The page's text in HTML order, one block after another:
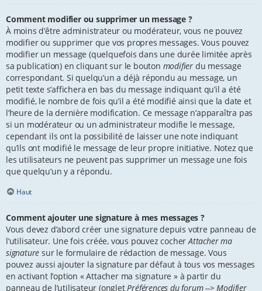
Comment modifier ou supprimer un message ?
À moins d’être administrateur ou modérateur, vous ne pouvez
modifier ou supprimer que vos propres messages. Vous pouvez
modifier un message (quelquefois dans une durée limitée après
sa publication) en cliquant sur le bouton modifier du message
correspondant. Si quelqu’un a déjà répondu au message, un
petit texte s’affichera en bas du message indiquant qu’il a été
modifié, le nombre de fois qu’il a été modifié ainsi que la date et
l’heure de la dernière modification. Ce message n’apparaîtra pas
si un modérateur ou un administrateur modifie le message,
cependant ils ont la possibilité de laisser une note indiquant
qu’ils ont modifié le message de leur propre initiative. Notez que
les utilisateurs ne peuvent pas supprimer un message une fois
que quelqu’un y a répondu.
Haut
Comment ajouter une signature à mes messages ?
Vous devez d’abord créer une signature depuis votre panneau de
l’utilisateur. Une fois créée, vous pouvez cocherAttacher ma
signature sur le formulaire de rédaction de message. Vous
pouvez aussi ajouter la signature par défaut à tous vos messages
en activant l’option « Attacher ma signature » à partir du
panneau de l’utilisateur (ongletPréférences du forum --> Modifier